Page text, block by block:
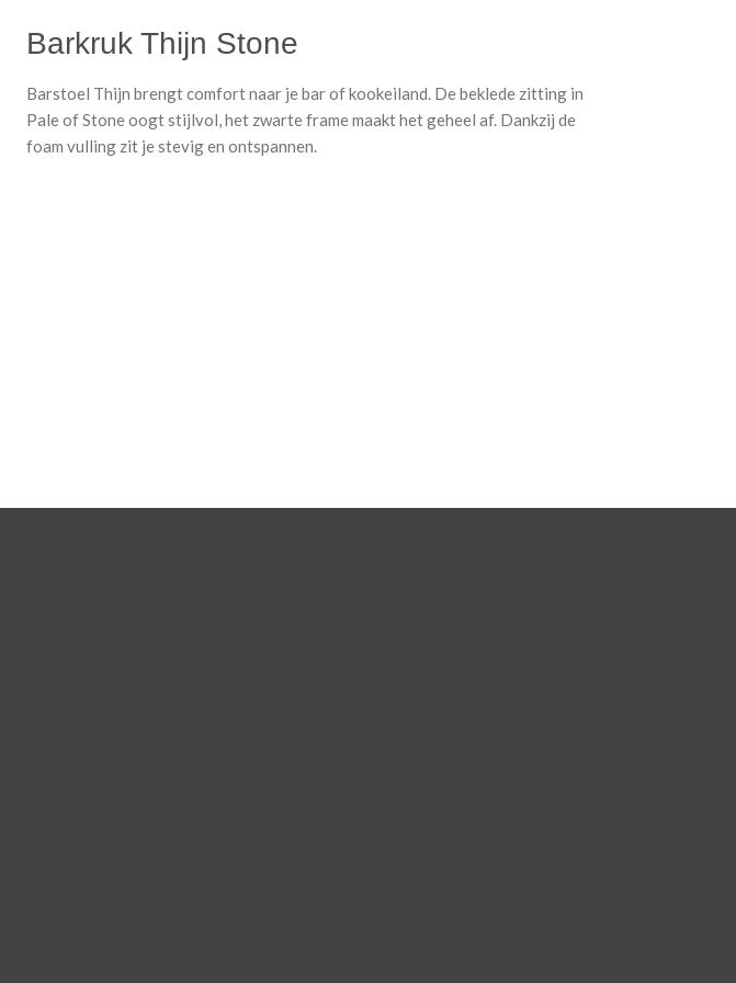
Barkruk Thijn Stone
Barstoel Thijn brengt comfort naar je bar of kookeiland. De beklede zitting in
Pale of Stone oogt stijlvol, het zwarte frame maakt het geheel af. Dankzij de
foam vulling zit je stevig en ontspannen.